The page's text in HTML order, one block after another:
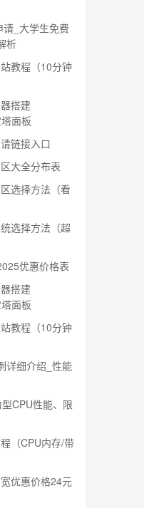
_大学生免费
析
教程（10分钟
搭建
面板
链接入口
大全分布表
选择方法（看
选择方法（超
优惠价格表
搭建
面板
教程（10分钟
详细介绍_性能
CPU性能、限
（CPU内存/带
优惠价格24元